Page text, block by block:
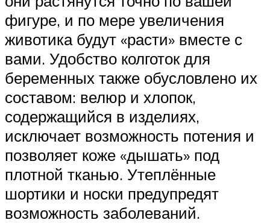
фигуре, и по мере увеличения
животика будут «расти» вместе с
вами. Удобство колготок для
беременных также обусловлено их
составом: велюр и хлопок,
содержащийся в изделиях,
исключает возможность потения и
позволяет коже «дышать» под
плотной тканью. Утеплённые
шортики и носки предупредят
возможность заболеваний.